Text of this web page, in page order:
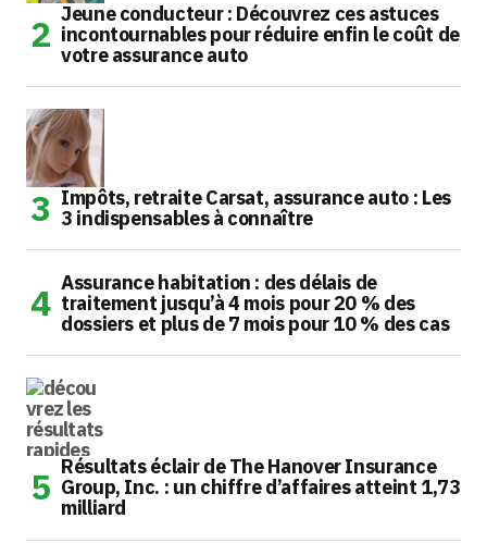
Jeune conducteur : Découvrez ces astuces
incontournables pour réduire enfin le coût de
votre assurance auto
Impôts, retraite Carsat, assurance auto : Les
3 indispensables à connaître
Assurance habitation : des délais de
traitement jusqu’à 4 mois pour 20 % des
dossiers et plus de 7 mois pour 10 % des cas
Résultats éclair de The Hanover Insurance
Group, Inc. : un chiffre d’affaires atteint 1,73
milliard